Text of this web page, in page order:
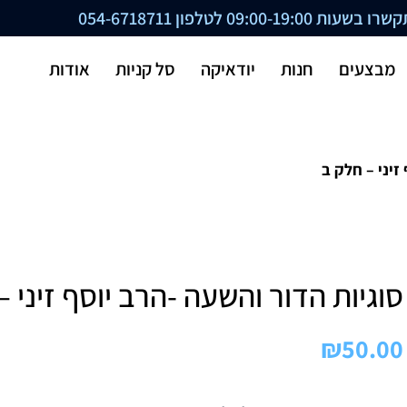
09:00-19:00 לטלפון 054-6718711
מבצעים חנות יודאיקה סל קניות אודות
– חלק ב
סוגיות הדור והשעה -הרב יוסף
₪50.00